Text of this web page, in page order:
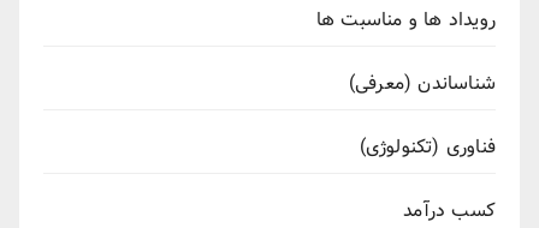
رویداد ها و مناسبت ها
شناساندن (معرفی)
فناوری (تکنولوژی)
کسب درآمد